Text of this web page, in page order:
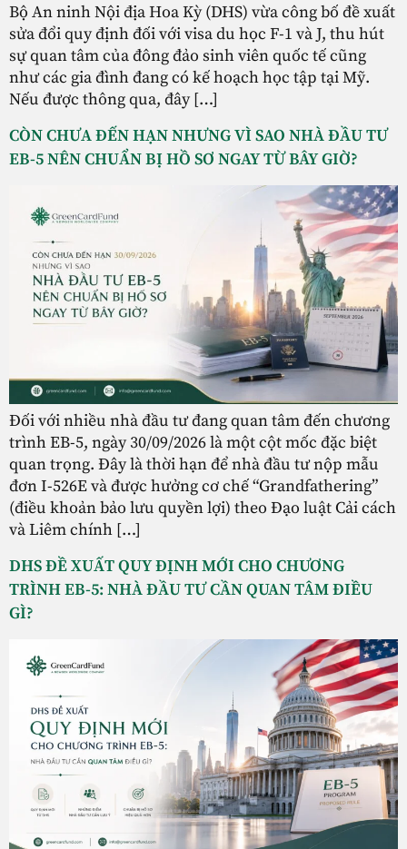
Bộ An ninh Nội địa Hoa Kỳ (DHS) vừa công bố đề xuất
sửa đổi quy định đối với visa du học F-1 và J, thu hút
sự quan tâm của đông đảo sinh viên quốc tế cũng
như các gia đình đang có kế hoạch học tập tại Mỹ.
Nếu được thông qua, đây […]
CÒN CHƯA ĐẾN HẠN NHƯNG VÌ SAO NHÀ ĐẦU TƯ
EB-5 NÊN CHUẨN BỊ HỒ SƠ NGAY TỪ BÂY GIỜ?
Đối với nhiều nhà đầu tư đang quan tâm đến chương
trình EB-5, ngày 30/09/2026 là một cột mốc đặc biệt
quan trọng. Đây là thời hạn để nhà đầu tư nộp mẫu
đơn I-526E và được hưởng cơ chế “Grandfathering”
(điều khoản bảo lưu quyền lợi) theo Đạo luật Cải cách
và Liêm chính […]
DHS ĐỀ XUẤT QUY ĐỊNH MỚI CHO CHƯƠNG
TRÌNH EB-5: NHÀ ĐẦU TƯ CẦN QUAN TÂM ĐIỀU
GÌ?